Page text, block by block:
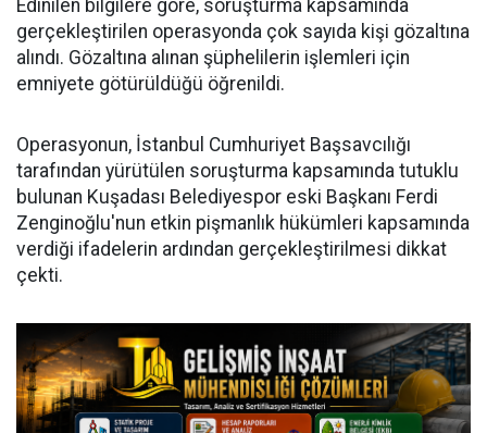
Edinilen bilgilere göre, soruşturma kapsamında
gerçekleştirilen operasyonda çok sayıda kişi gözaltına
alındı. Gözaltına alınan şüphelilerin işlemleri için
emniyete götürüldüğü öğrenildi.
Operasyonun, İstanbul Cumhuriyet Başsavcılığı
tarafından yürütülen soruşturma kapsamında tutuklu
bulunan Kuşadası Belediyespor eski Başkanı Ferdi
Zenginoğlu'nun etkin pişmanlık hükümleri kapsamında
verdiği ifadelerin ardından gerçekleştirilmesi dikkat
çekti.